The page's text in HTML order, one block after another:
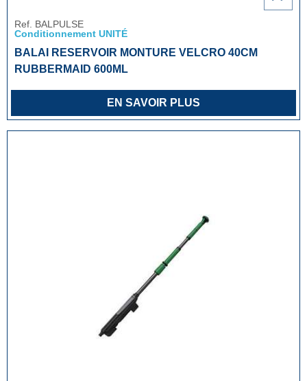
Ref. BALPULSE
Conditionnement UNITÉ
BALAI RESERVOIR MONTURE VELCRO 40CM
RUBBERMAID 600ML
EN SAVOIR PLUS